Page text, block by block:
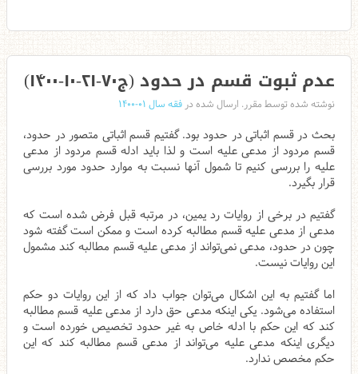
عدم ثبوت قسم در حدود (ج۷۰-۲۱-۱۰-۱۴۰۰)
نوشته شده توسط مقرر. ارسال شده درفقه سال ۰۱-۱۴۰۰
بحث در قسم اثباتی در حدود بود. گفتیم قسم اثباتی متصور در حدود،
قسم مردود از مدعی علیه است و لذا باید ادله قسم مردود از مدعی
علیه را بررسی کنیم تا شمول آنها نسبت به موارد حدود مورد بررسی
قرار بگیرد.
گفتیم در برخی از روایات رد یمین، در مرتبه قبل فرض شده است که
مدعی از مدعی علیه قسم مطالبه کرده است و ممکن است گفته شود
چون در حدود، مدعی نمی‌تواند از مدعی علیه قسم مطالبه کند مشمول
این روایات نیست.
اما گفتیم به این اشکال می‌توان جواب داد که از این روایات دو حکم
استفاده می‌شود. یکی اینکه مدعی حق دارد از مدعی علیه قسم مطالبه
کند که این حکم با ادله خاص به غیر حدود تخصیص خورده است و
دیگری اینکه مدعی علیه می‌تواند از مدعی قسم مطالبه کند که این
حکم مخصص ندارد.